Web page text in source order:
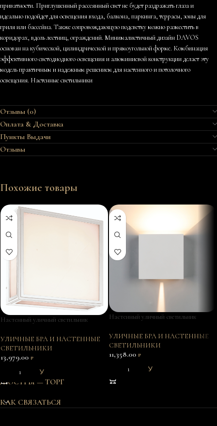
приватности. Приглушенный рассеянный свет не будет раздражать глаза и
идеально подойдет для освещения входа, балкона, паркинга, террасы, зоны для
гриля или бассейна. Также сопровождающую подсветку можно разместить в
коридорах, вдоль лестниц, ограждений. Минималистичный дизайн DAVOS
основан на кубической, цилиндрической и прямоугольной форме. Комбинация
эффективного светодиодного освещения и алюминиевой конструкции делает эту
модель практичным и надежным решением для настенного и потолочного
освещения. Настенные светильники
Отзывы (0)
Оплата & Доставка
Пункты Выдачи
Отзывы
Похожие товары
Настенный уличный светильник
УЛИЧНЫЕ БРА И НАСТЕННЫЕ
СВЕТИЛЬНИКИ
13,979.00 ₽
В КОРЗИНУ
Настенный уличный светильник
УЛИЧНЫЕ БРА И НАСТЕННЫЕ
СВЕТИЛЬНИКИ
11,358.00 ₽
В КОРЗИНУ
ЛЮСТРЫ — ТОРГ
КАК СВЯЗАТЬСЯ